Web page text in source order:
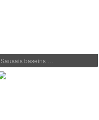
Sausais baseins …